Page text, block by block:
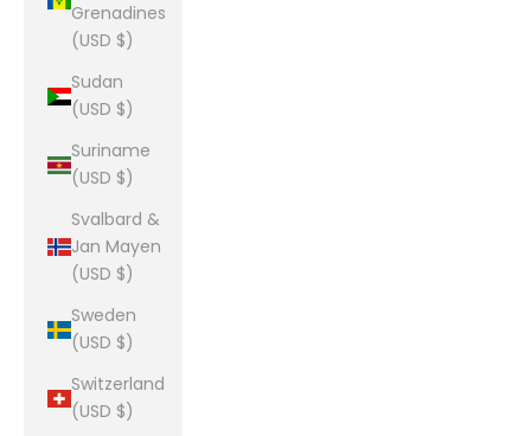
Grenadines
(USD $)
Sudan
(USD $)
Suriname
(USD $)
Svalbard &
Jan Mayen
(USD $)
Sweden
(USD $)
Switzerland
(USD $)